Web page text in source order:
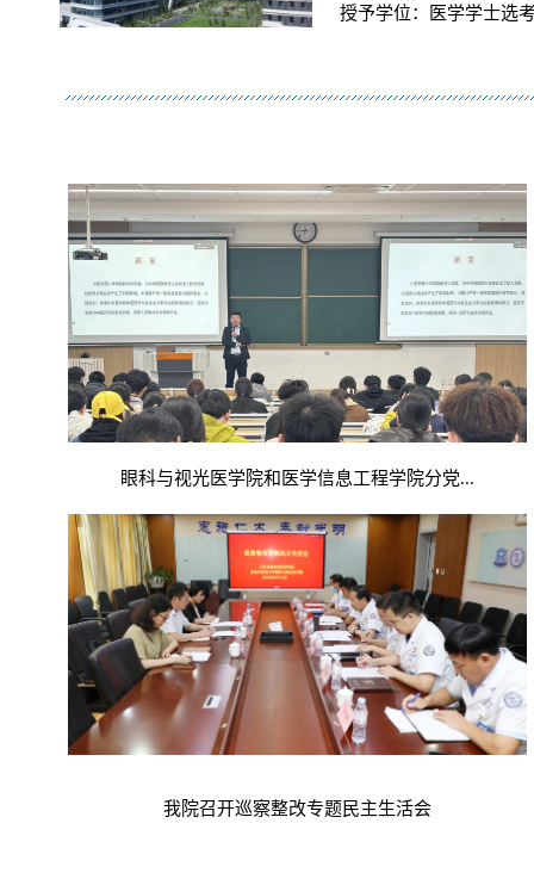
授予学位：医学学士选
眼科与视光医学院和医学信息工程学院分党...
我院召开巡察整改专题民主生活会